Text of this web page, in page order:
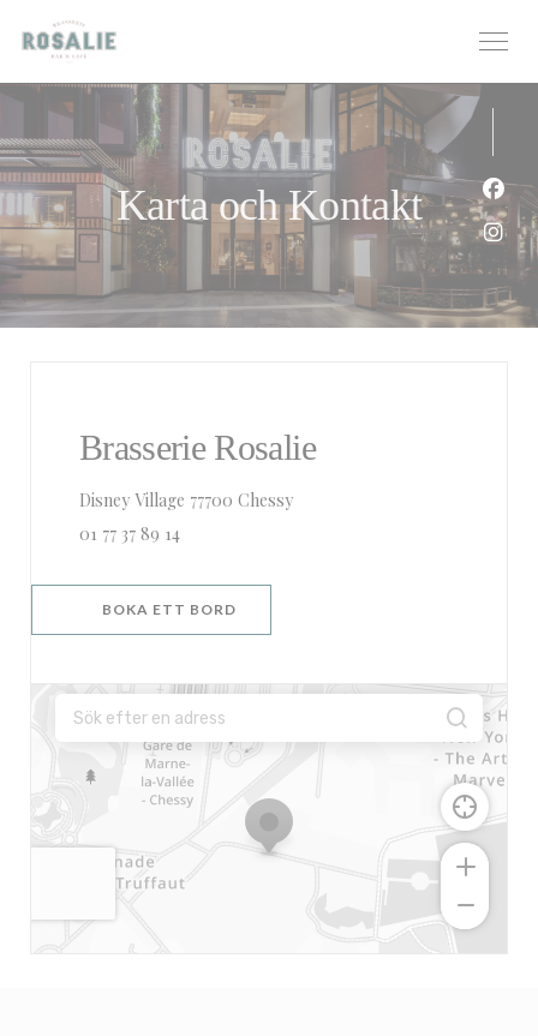
Cookie- hanteringspanel
Karta och Kontakt
Brasserie Rosalie
Disney Village 77700 Chessy((öppnas i ett nytt fönster))
01 77 37 89 14
BOKA ETT BORD